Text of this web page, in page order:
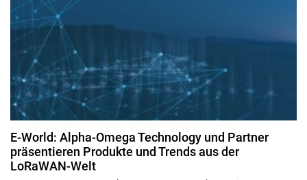
E-World: Alpha-Omega Technology und Partner
präsentieren Produkte und Trends aus der
LoRaWAN-Welt